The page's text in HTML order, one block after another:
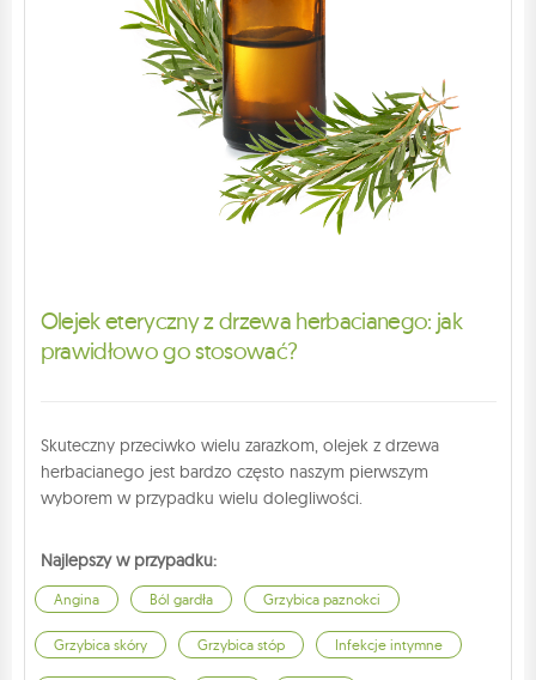
Olejek eteryczny z drzewa herbacianego: jak
prawidłowo go stosować?
Skuteczny przeciwko wielu zarazkom, olejek z drzewa
herbacianego jest bardzo często naszym pierwszym
wyborem w przypadku wielu dolegliwości.
Najlepszy w przypadku:
Angina Ból gardła Grzybica paznokci
Grzybica skóry Grzybica stóp Infekcje intymne